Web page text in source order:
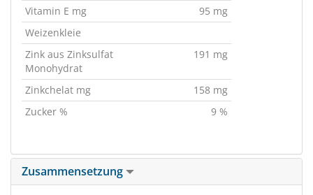
Vitamin E mg
95 mg
Weizenkleie
Zink aus Zinksulfat
Monohydrat
191 mg
Zinkchelat mg
158 mg
Zucker %
9 %
Zusammensetzung